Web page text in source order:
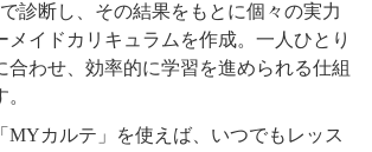
診断し、その結果をもとに個々の実力
メイドカリキュラムを作成。一人ひとり
合わせ、効率的に学習を進められる仕組
MYカルテ」を使えば、いつでもレッス